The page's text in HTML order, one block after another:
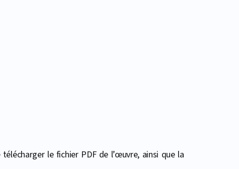
le fichier PDF de l’œuvre, ainsi que la